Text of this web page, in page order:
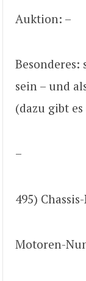
Auktion: –
sein – und
(dazu gibt
–
495)
Motoren-